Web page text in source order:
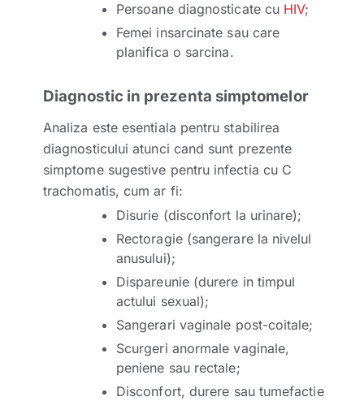
Persoane diagnosticate cu HIV;
Femei insarcinate sau care
planifica o sarcina.
Diagnostic in prezenta simptomelor
Analiza este esentiala pentru stabilirea
diagnosticului atunci cand sunt prezente
simptome sugestive pentru infectia cu C
trachomatis, cum ar fi:
Disurie (disconfort la urinare);
Rectoragie (sangerare la nivelul
anusului);
Dispareunie (durere in timpul
actului sexual);
Sangerari vaginale post-coitale;
Scurgeri anormale vaginale,
peniene sau rectale;
Disconfort, durere sau tumefactie